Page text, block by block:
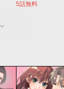
5話無料